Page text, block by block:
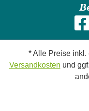
* Alle Preise inkl.
Versandkosten und